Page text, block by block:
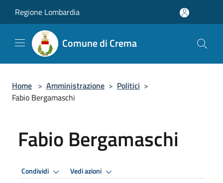
Regione Lombardia
Comune di Crema
Home > Amministrazione > Politici >
Fabio Bergamaschi
Fabio Bergamaschi
Condividi Vedi azioni